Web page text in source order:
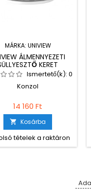
MÁRKA: UNIVIEW
ÁLMENNYEZETI
KERET
Ismertető(k): 0
Konzol
14 160 Ft
 Kosárba
tételek a raktáron